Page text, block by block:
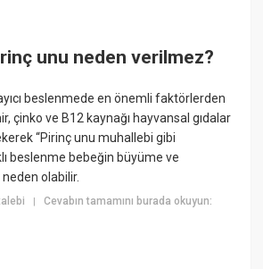
unu neden verilmez?
beslenmede en önemli faktörlerden
çinko ve B12 kaynağı hayvansal gıdalar
“Pirinç unu muhallebi gibi
beslenme bebeğin büyüme ve
olabilir.
|Cevabın tamamını burada okuyun: